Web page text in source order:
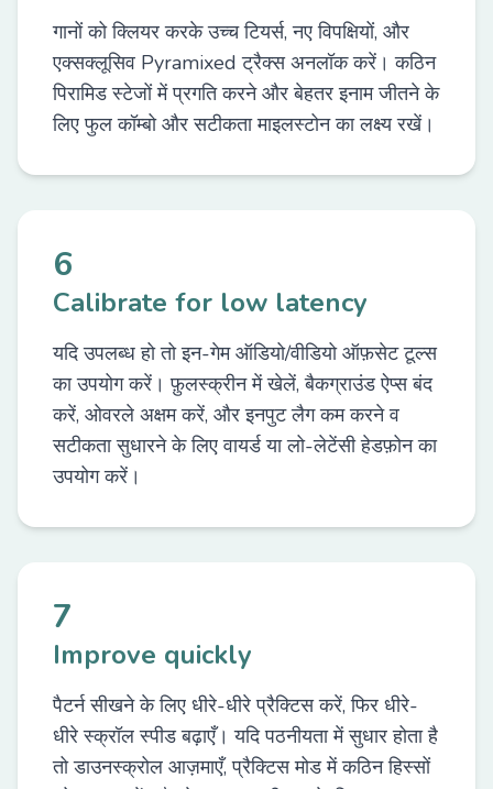
गानों को क्लियर करके उच्च टियर्स, नए विपक्षियों, और
एक्सक्लूसिव Pyramixed ट्रैक्स अनलॉक करें। कठिन
पिरामिड स्टेजों में प्रगति करने और बेहतर इनाम जीतने के
लिए फुल कॉम्बो और सटीकता माइलस्टोन का लक्ष्य रखें।
6
Calibrate for low latency
यदि उपलब्ध हो तो इन-गेम ऑडियो/वीडियो ऑफ़सेट टूल्स
का उपयोग करें। फ़ुलस्क्रीन में खेलें, बैकग्राउंड ऐप्स बंद
करें, ओवरले अक्षम करें, और इनपुट लैग कम करने व
सटीकता सुधारने के लिए वायर्ड या लो-लेटेंसी हेडफ़ोन का
उपयोग करें।
7
Improve quickly
पैटर्न सीखने के लिए धीरे-धीरे प्रैक्टिस करें, फिर धीरे-
धीरे स्क्रॉल स्पीड बढ़ाएँ। यदि पठनीयता में सुधार होता है
तो डाउनस्क्रोल आज़माएँ, प्रैक्टिस मोड में कठिन हिस्सों